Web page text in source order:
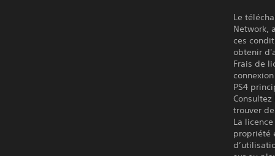
Le
Network,
ces
obtenir
Frais de
PS4
trouver
La
propriété